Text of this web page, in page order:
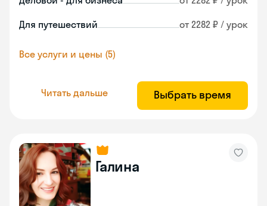
Для путешествий от 2282 ₽ / урок
Все услуги и цены (5)
Читать дальше Выбрать время
Галина